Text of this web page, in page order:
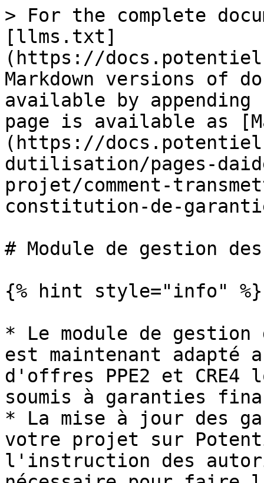
> For the complete
[llms.txt]
(https://
Markdown versions of
available by
page is available as
(https://
dutilisation/pages-
projet/comment-
constitution-de-
# Module de gestion
{% hint style="info" %}
* Le module de
est maintenant adapté
d'offres PPE2 et
soumis à garanties
* La mise à jour des
votre projet sur
l'instruction des